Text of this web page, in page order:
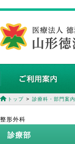
トップ 診療科・部門案内
整形外科
診療部